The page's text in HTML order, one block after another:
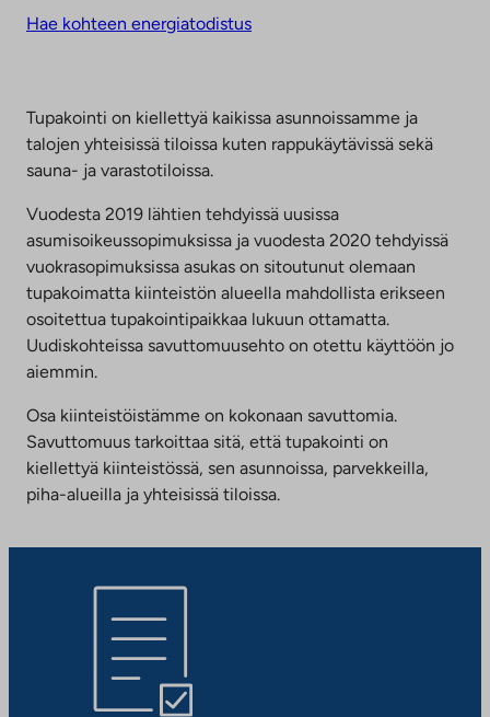
Hae kohteen energiatodistus
Tupakointi on kiellettyä kaikissa asunnoissamme ja
talojen yhteisissä tiloissa kuten rappukäytävissä sekä
sauna- ja varastotiloissa.
Vuodesta 2019 lähtien tehdyissä uusissa
asumisoikeussopimuksissa ja vuodesta 2020 tehdyissä
vuokrasopimuksissa asukas on sitoutunut olemaan
tupakoimatta kiinteistön alueella mahdollista erikseen
osoitettua tupakointipaikkaa lukuun ottamatta.
Uudiskohteissa savuttomuusehto on otettu käyttöön jo
aiemmin.
Osa kiinteistöistämme on kokonaan savuttomia.
Savuttomuus tarkoittaa sitä, että tupakointi on
kiellettyä kiinteistössä, sen asunnoissa, parvekkeilla,
piha-alueilla ja yhteisissä tiloissa.